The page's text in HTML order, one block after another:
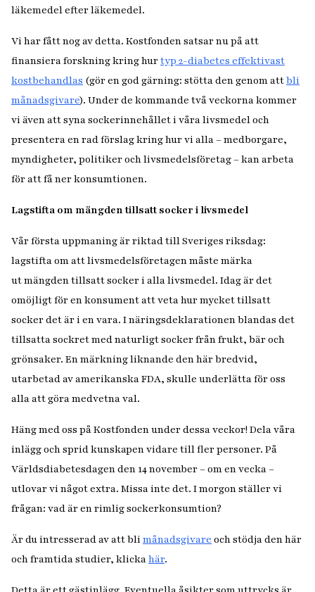
läkemedel efter läkemedel.
Vi har fått nog av detta. Kostfonden satsar nu på att
finansiera forskning kring hurtyp 2-diabetes effektivast
kostbehandlas (gör en god gärning: stötta den genom attbli
månadsgivare). Under de kommande två veckorna kommer
vi även att syna sockerinnehållet i våra livsmedel och
presentera en rad förslag kring hur vi alla – medborgare,
myndigheter, politiker och livsmedelsföretag – kan arbeta
för att få ner konsumtionen.
Lagstifta om mängden tillsatt socker i livsmedel
Vår första uppmaning är riktad till Sveriges riksdag:
lagstifta om att livsmedelsföretagen måste märka
ut mängden tillsatt socker i alla livsmedel. Idag är det
omöjligt för en konsument att veta hur mycket tillsatt
socker det är i en vara. I näringsdeklarationen blandas det
tillsatta sockret med naturligt socker från frukt, bär och
grönsaker. En märkning liknande den här bredvid,
utarbetad av amerikanska FDA, skulle underlätta för oss
alla att göra medvetna val.
Häng med oss på Kostfonden under dessa veckor! Dela våra
inlägg och sprid kunskapen vidare till fler personer. På
Världsdiabetesdagen den 14 november – om en vecka –
utlovar vi något extra. Missa inte det. I morgon ställer vi
frågan: vad är en rimlig sockerkonsumtion?
Är du intresserad av att blimånadsgivare och stödja den här
och framtida studier, klickahär.